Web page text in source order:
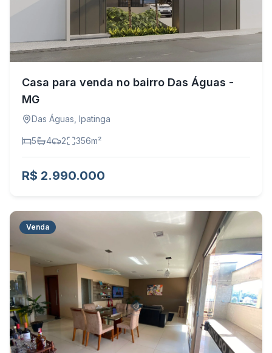
Casa para venda no bairro Das Águas -
MG
Das Águas Ipatinga
5 4 2 356m²
R$ 2.990.000
Venda